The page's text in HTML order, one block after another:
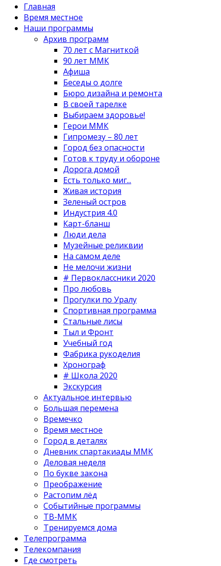
Главная
Время местное
Наши программы
Архив программ
70 лет с Магниткой
90 лет ММК
Афиша
Беседы о долге
Бюро дизайна и ремонта
В своей тарелке
Выбираем здоровье!
Герои ММК
Гипромезу – 80 лет
Город без опасности
Готов к труду и обороне
Дорога домой
Есть только миг...
Живая история
Зеленый остров
Индустрия 4.0
Карт-бланш
Люди дела
Музейные реликвии
На самом деле
Не мелочи жизни
# Первоклассники 2020
Про любовь
Прогулки по Уралу
Спортивная программа
Стальные лисы
Тыл и Фронт
Учебный год
Фабрика рукоделия
Хронограф
# Школа 2020
Экскурсия
Актуальное интервью
Большая перемена
Времечко
Время местное
Город в деталях
Дневник спартакиады ММК
Деловая неделя
По букве закона
Преображение
Растопим лёд
Событийные программы
ТВ-ММК
Тренируемся дома
Телепрограмма
Телекомпания
Где смотреть